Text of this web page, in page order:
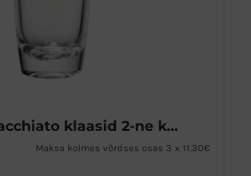
JURA Latte Macchiato klaasid 2-ne komplekt
Maksa kolmes võrdses osas 3 x 11.30€